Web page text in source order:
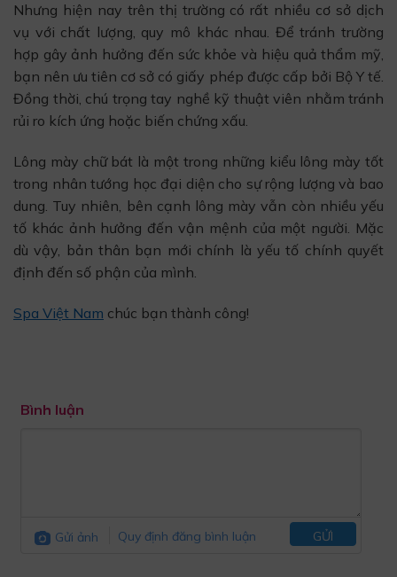
Nhưng hiện nay trên thị trường có rất nhiều cơ sở dịch
vụ với chất lượng, quy mô khác nhau. Để tránh trường
hợp gây ảnh hưởng đến sức khỏe và hiệu quả thẩm mỹ,
bạn nên ưu tiên cơ sở có giấy phép được cấp bởi Bộ Y tế.
Đồng thời, chú trọng tay nghề kỹ thuật viên nhằm tránh
rủi ro kích ứng hoặc biến chứng xấu.
Lông mày chữ bát là một trong những kiểu lông mày tốt
trong nhân tướng học đại diện cho sự rộng lượng và bao
dung. Tuy nhiên, bên cạnh lông mày vẫn còn nhiều yếu
tố khác ảnh hưởng đến vận mệnh của một người. Mặc
dù vậy, bản thân bạn mới chính là yếu tố chính quyết
định đến số phận của mình.
Spa Việt Nam chúc bạn thành công!
Bình luận
Gửi ảnh Quy định đăng bình luận GỬI